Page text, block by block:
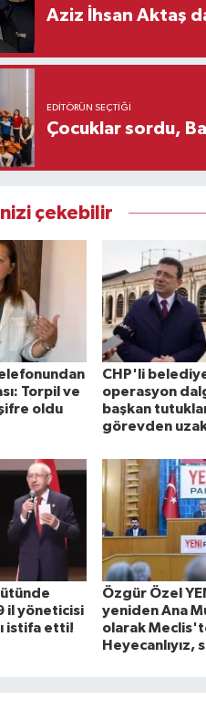
Aziz İhsan Aktaş
EDITÖRÜN SEÇTIĞI
Çocuklar sordu,
çekebilir
Torpil ve
oldu
CHP'li
operasyon
başkan
görevden
il yöneticisi
istifa etti!
Özgür Özel
yeniden Ana
olarak
Heyecanlıyız,